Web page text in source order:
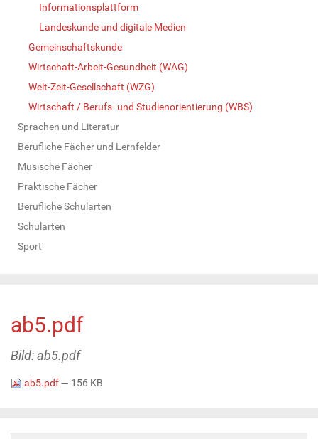
Informationsplattform
Landeskunde und digitale Medien
Gemeinschaftskunde
Wirtschaft-Arbeit-Gesundheit (WAG)
Welt-Zeit-Gesellschaft (WZG)
Wirtschaft / Berufs- und Studienorientierung (WBS)
Sprachen und Literatur
Berufliche Fächer und Lernfelder
Musische Fächer
Praktische Fächer
Berufliche Schularten
Schularten
Sport
ab5.pdf
Bild: ab5.pdf
ab5.pdf— 156 KB